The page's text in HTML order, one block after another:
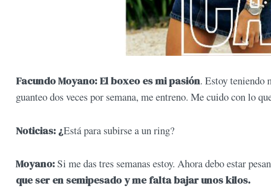
Facundo Moyano: El boxeo es mi pasión. Estoy teniendo
guanteo dos veces por semana, me entreno. Me cuido con lo
Noticias: ¿Está para subirse a un ring?
Moyano: Si me das tres semanas estoy. Ahora debo estar
que ser en semipesado y me falta bajar unos kilos.